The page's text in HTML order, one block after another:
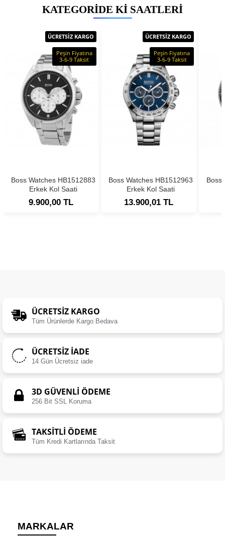
KATEGORIDE KI SAATLERI
ÜCRETSİZ KARGO
Peşin Fiyatına
3-6-9 Taksit
Boss Watches HB1512883
Erkek Kol Saati
9.900,00 TL
ÜCRETSİZ KARGO
Peşin Fiyatına
3-6-9 Taksit
Boss Watches HB1512963
Erkek Kol Saati
13.900,01 TL
Boss
ÜCRETSIZ KARGO
Tüm Ürünlerde Kargo Bedava
ÜCRETSIZ İADE
14 Gün Ücretsiz iade
3D GÜVENLİ ÖDEME
256 Bit SSL Koruma
TAKSİTLİ ÖDEME
Tüm Kredi Kartlarında Taksit
MARKALAR